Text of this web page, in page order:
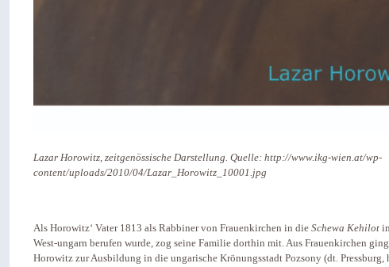
Lazar Horowitz, zeitgenössische Darstellung. Quelle: http://www.ikg-wien.at/wp-
content/uploads/2010/04/Lazar_Horowitz_10001.jpg
Als Horowitz‘ Vater 1813 als Rabbiner von Frauenkirchen in die Schewa Kehilot
West-ungarn berufen wurde, zog seine Familie dorthin mit. Aus Frauenkirchen
Horowitz zur Ausbildung in die ungarische Krönungsstadt Pozsony (dt. Pressburg,